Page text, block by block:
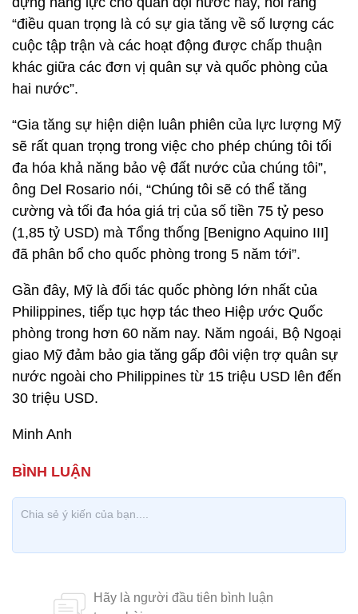
“điều quan trọng là có sự gia tăng về số lượng các
cuộc tập trận và các hoạt động được chấp thuận
khác giữa các đơn vị quân sự và quốc phòng của
hai nước”.
“Gia tăng sự hiện diện luân phiên của lực lượng Mỹ
sẽ rất quan trọng trong việc cho phép chúng tôi tối
đa hóa khả năng bảo vệ đất nước của chúng tôi”,
ông Del Rosario nói, “Chúng tôi sẽ có thể tăng
cường và tối đa hóa giá trị của số tiền 75 tỷ peso
(1,85 tỷ USD) mà Tổng thống [Benigno Aquino III]
đã phân bổ cho quốc phòng trong 5 năm tới”.
Gần đây, Mỹ là đối tác quốc phòng lớn nhất của
Philippines, tiếp tục hợp tác theo Hiệp ước Quốc
phòng trong hơn 60 năm nay. Năm ngoái, Bộ Ngoại
giao Mỹ đảm bảo gia tăng gấp đôi viện trợ quân sự
nước ngoài cho Philippines từ 15 triệu USD lên đến
30 triệu USD.
Minh Anh